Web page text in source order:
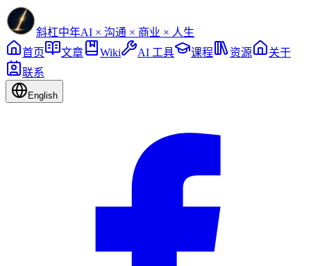
斜杠中年AI × 沟通 × 商业 × 人生
首页
文章 Wiki AI 工具 课程 资源
关于
联系
English